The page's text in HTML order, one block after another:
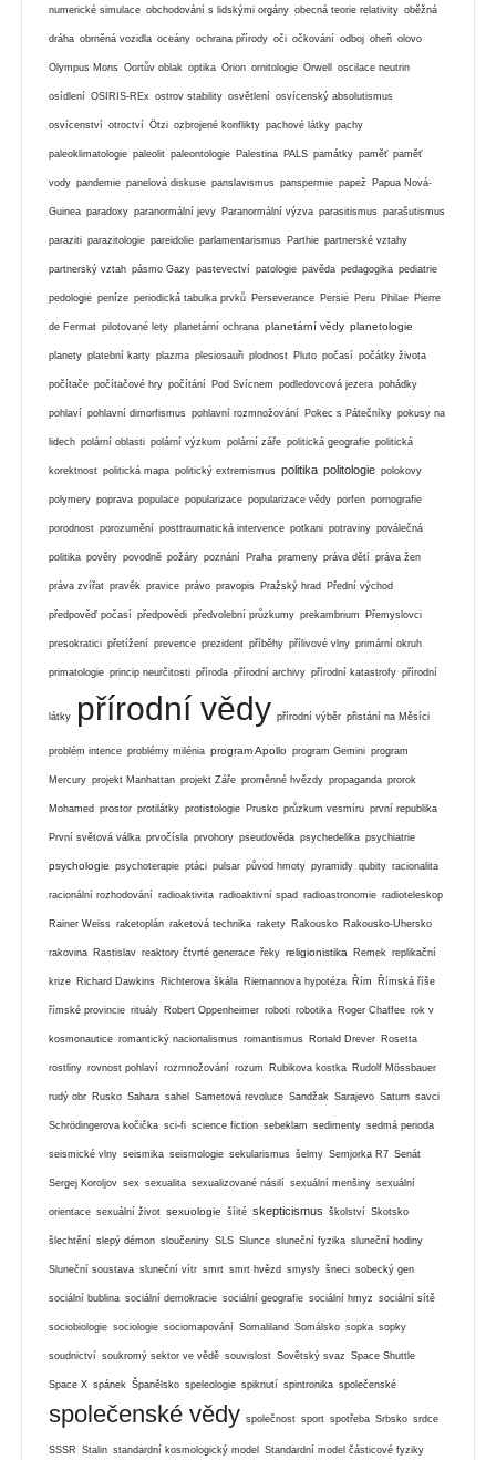
numerické simulace obchodování s lidskými orgány obecná teorie relativity oběžná
dráha obrněná vozidla oceány ochrana přírody oči očkování odboj oheň olovo
Olympus Mons Oortův oblak optika Orion ornitologie Orwell oscilace neutrin
osídlení OSIRIS-REx ostrov stability osvětlení osvícenský absolutismus
osvícenství otroctví Ötzi ozbrojené konflikty pachové látky pachy
paleoklimatologie paleolit paleontologie Palestina PALS památky paměť paměť
vody pandemie panelová diskuse panslavismus panspermie papež Papua Nová-
Guinea paradoxy paranormální jevy Paranormální výzva parasitismus parašutismus
paraziti parazitologie pareidolie parlamentarismus Parthie partnerské vztahy
partnerský vztah pásmo Gazy pastevectví patologie pavěda pedagogika pediatrie
pedologie peníze periodická tabulka prvků Perseverance Persie Peru Philae Pierre
de Fermat pilotované lety planetární ochrana planetární vědy planetologie
planety platební karty plazma plesiosauři plodnost Pluto počasí počátky života
počítače počítačové hry počítání Pod Svícnem podledovcová jezera pohádky
pohlaví pohlavní dimorfismus pohlavní rozmnožování Pokec s Pátečníky pokusy na
lidech polární oblasti polární výzkum polární záře politická geografie politická
korektnost politická mapa politický extremismus politika politologie polokovy
polymery poprava populace popularizace popularizace vědy porfen pornografie
porodnost porozumění posttraumatická intervence potkani potraviny poválečná
politika pověry povodně požáry poznání Praha prameny práva dětí práva žen
práva zvířat pravěk pravice právo pravopis Pražský hrad Přední východ
předpověď počasí předpovědi předvolební průzkumy prekambrium Přemyslovci
presokratici přetížení prevence prezident příběhy přílivové vlny primární okruh
primatologie princip neurčitosti příroda přírodní archivy přírodní katastrofy přírodní
látky přírodní vědy přírodní výběr přistání na Měsíci
problém intence problémy milénia program Apollo program Gemini program
Mercury projekt Manhattan projekt Záře proměnné hvězdy propaganda prorok
Mohamed prostor protilátky protistologie Prusko průzkum vesmíru první republika
První světová válka prvočísla prvohory pseudověda psychedelika psychiatrie
psychologie psychoterapie ptáci pulsar původ hmoty pyramidy qubity racionalita
racionální rozhodování radioaktivita radioaktivní spad radioastronomie radioteleskop
Rainer Weiss raketoplán raketová technika rakety Rakousko Rakousko-Uhersko
rakovina Rastislav reaktory čtvrté generace řeky religionistika Remek replikační
krize Richard Dawkins Richterova škála Riemannova hypotéza Řím Římská říše
římské provincie rituály Robert Oppenheimer roboti robotika Roger Chaffee rok v
kosmonautice romantický nacionalismus romantismus Ronald Drever Rosetta
rostliny rovnost pohlaví rozmnožování rozum Rubikova kostka Rudolf Mössbauer
rudý obr Rusko Sahara sahel Sametová revoluce Sandžak Sarajevo Saturn savci
Schrödingerova kočička sci-fi science fiction sebeklam sedimenty sedmá perioda
seismické vlny seismika seismologie sekularismus šelmy Semjorka R7 Senát
Sergej Koroljov sex sexualita sexualizované násilí sexuální menšiny sexuální
orientace sexuální život sexuologie šíité skepticismus školství Skotsko
šlechtění slepý démon sloučeniny SLS Slunce sluneční fyzika sluneční hodiny
Sluneční soustava sluneční vítr smrt smrt hvězd smysly šneci sobecký gen
sociální bublina sociální demokracie sociální geografie sociální hmyz sociální sítě
sociobiologie sociologie sociomapování Somaliland Somálsko sopka sopky
soudnictví soukromý sektor ve vědě souvislost Sovětský svaz Space Shuttle
Space X spánek Španělsko speleologie spiknutí spintronika společenské
společenské vědy společnost sport spotřeba Srbsko srdce
SSSR Stalin standardní kosmologický model Standardní model částicové fyziky